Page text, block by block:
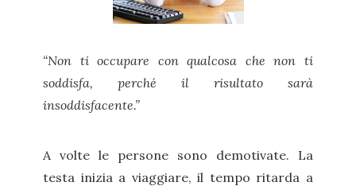
“Non ti occupare con qualcosa che non ti
soddisfa, perché il risultato sarà
insoddisfacente.”
A volte le persone sono demotivate. La
testa inizia a viaggiare, il tempo ritarda a